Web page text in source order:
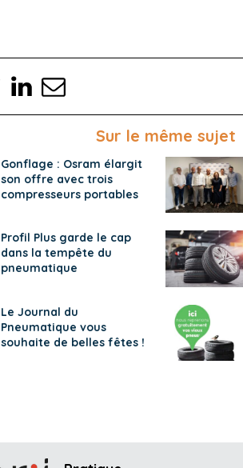
Sur le même sujet
Gonflage : Osram élargit
son offre avec trois
compresseurs portables
Profil Plus garde le cap
dans la tempête du
pneumatique
Le Journal du
Pneumatique vous
souhaite de belles fêtes !